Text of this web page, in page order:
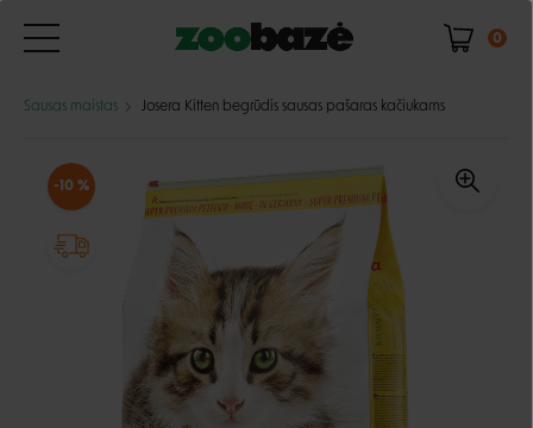
0
Sausas maistas Josera Kitten begrūdis sausas pašaras kačiukams
-10 %